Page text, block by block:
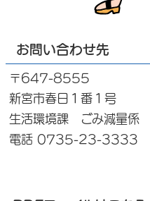
お問い合わせ先
〒647-8555
新宮市春日１番１号
生活環境課 ごみ減量係
電話 0735-23-3333